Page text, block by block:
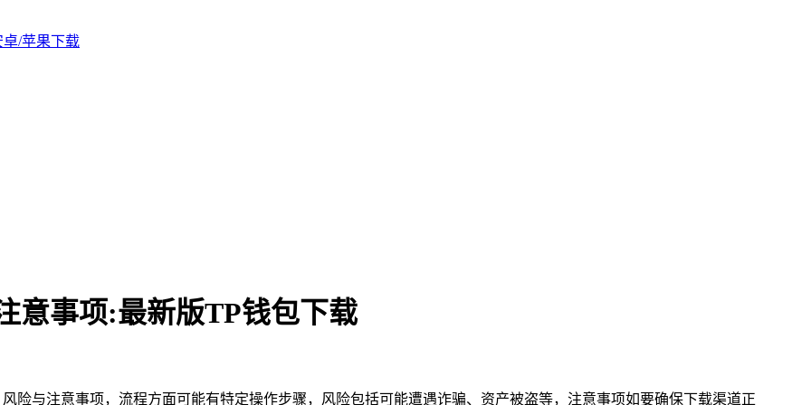
卓/苹果下载
意事项:最新版TP钱包下载
险与注意事项，流程方面可能有特定操作步骤，风险包括可能遭遇诈骗、资产被盗等，注意事项如要确保下载渠道正